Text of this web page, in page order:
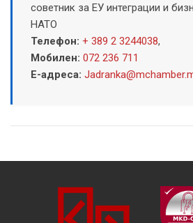
советник за ЕУ интеграции и
НАТО
Телефон: + 389 2 3244038,
Мобилен: 072 236 711
Е-адреса: